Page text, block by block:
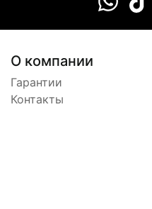
О компании
Гарантии
Контакты